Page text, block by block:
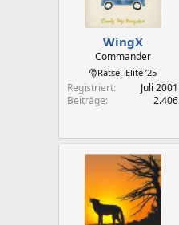
WingX
Commander
🎅Rätsel-Elite ’25
Registriert
Juli 2001
Beiträge
2.406